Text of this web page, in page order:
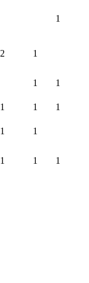
1
2 1
1 1
1 1
1
1
1
1 1 1